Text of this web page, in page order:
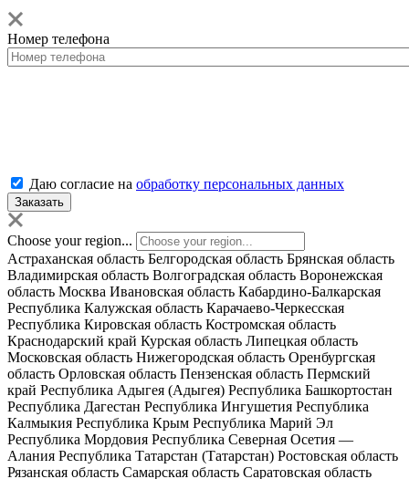
Номер телефона
Даю согласие на обработку персональных данных
Choose your region...
Астраханская область Белгородская область Брянская область
Владимирская область Волгоградская область Воронежская
область Москва Ивановская область Кабардино-Балкарская
Республика Калужская область Карачаево-Черкесская
Республика Кировская область Костромская область
Краснодарский край Курская область Липецкая область
Московская область Нижегородская область Оренбургская
область Орловская область Пензенская область Пермский
край Республика Адыгея (Адыгея) Республика Башкортостан
Республика Дагестан Республика Ингушетия Республика
Калмыкия Республика Крым Республика Марий Эл
Республика Мордовия Республика Северная Осетия —
Алания Республика Татарстан (Татарстан) Ростовская область
Рязанская область Самарская область Саратовская область